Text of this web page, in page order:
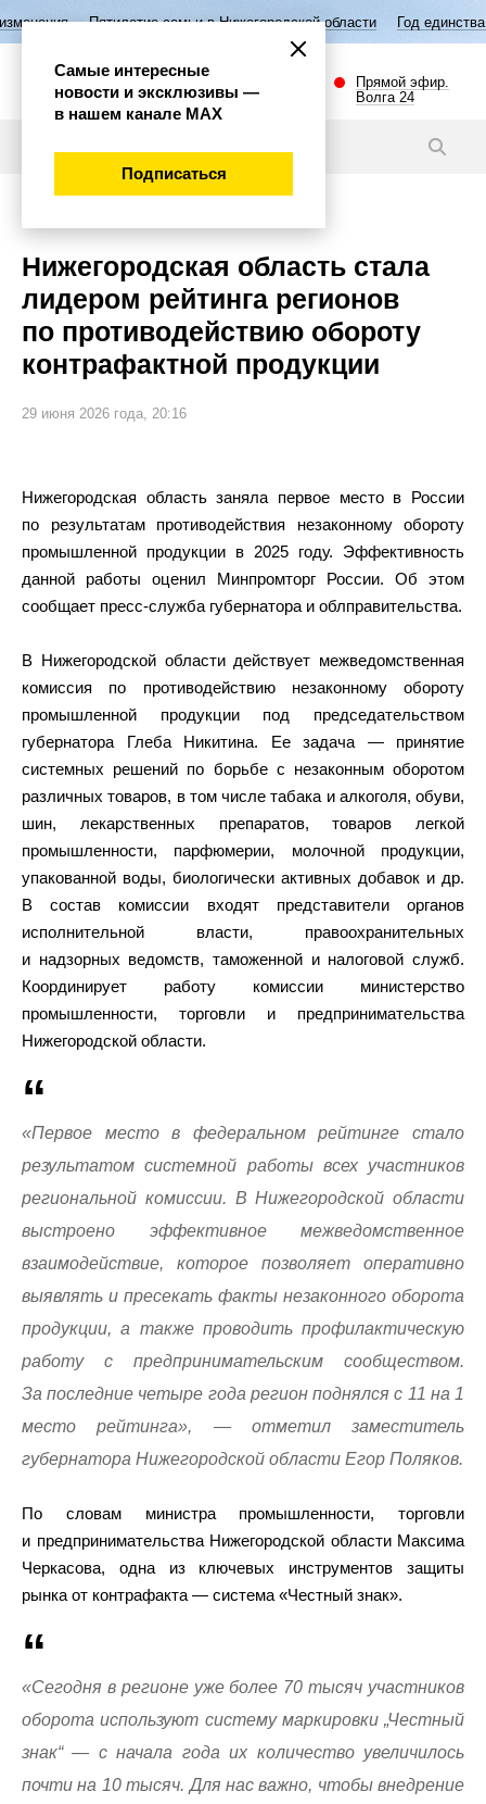
семьи в Нижегородской области Год единства народов России
Прямой эфир.
Волга 24
Нижегородская область стала
лидером рейтинга регионов
по противодействию обороту
контрафактной продукции
29 июня 2026 года, 20:16
Нижегородская область заняла первое место в России
по результатам противодействия незаконному обороту
промышленной продукции в 2025 году. Эффективность
данной работы оценил Минпромторг России. Об этом
сообщает пресс-служба губернатора и облправительства.
В Нижегородской области действует межведомственная
комиссия по противодействию незаконному обороту
промышленной продукции под председательством
губернатора Глеба Никитина. Ее задача — принятие
системных решений по борьбе с незаконным оборотом
различных товаров, в том числе табака и алкоголя, обуви,
шин, лекарственных препаратов, товаров легкой
промышленности, парфюмерии, молочной продукции,
упакованной воды, биологически активных добавок и др.
В состав комиссии входят представители органов
исполнительной власти, правоохранительных
и надзорных ведомств, таможенной и налоговой служб.
Координирует работу комиссии министерство
промышленности, торговли и предпринимательства
Нижегородской области.
«Первое место в федеральном рейтинге стало
результатом системной работы всех участников
региональной комиссии. В Нижегородской области
выстроено эффективное межведомственное
взаимодействие, которое позволяет оперативно
выявлять и пресекать факты незаконного оборота
продукции, а также проводить профилактическую
работу с предпринимательским сообществом.
За последние четыре года регион поднялся с 11 на 1
место рейтинга», — отметил заместитель
губернатора Нижегородской области Егор Поляков.
По словам министра промышленности, торговли
и предпринимательства Нижегородской области Максима
Черкасова, одна из ключевых инструментов защиты
рынка от контрафакта — система «Честный знак».
«Сегодня в регионе уже более 70 тысяч участников
оборота используют систему маркировки „Честный
знак“ — с начала года их количество увеличилось
почти на 10 тысяч. Для нас важно, чтобы внедрение
Самые интересные
новости и эксклюзивы —
в нашем канале МАХ
Подписаться